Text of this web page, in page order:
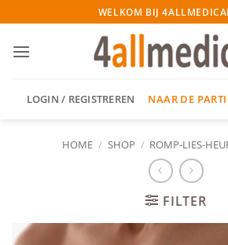
naar
inhoud
WELKOM BIJ
LOGIN / REGISTREREN NAAR DE
HOME / SHOP / ROMP-LIES-
FILTER